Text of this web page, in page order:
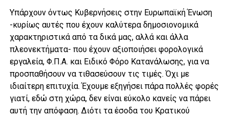
Υπάρχουν όντως Κυβερνήσεις στην Ευρωπαϊκή Ένωση
-κυρίως αυτές που έχουν καλύτερα δημοσιονομικά
χαρακτηριστικά από τα δικά μας, αλλά και άλλα
πλεονεκτήματα- που έχουν αξιοποιήσει φορολογικά
εργαλεία, Φ.Π.Α. και Ειδικό Φόρο Κατανάλωσης, για να
προσπαθήσουν να τιθασεύσουν τις τιμές. Όχι με
ιδιαίτερη επιτυχία. Έχουμε εξηγήσει πάρα πολλές φορές
γιατί, εδώ στη χώρα, δεν είναι εύκολο κανείς να πάρει
αυτή την απόφαση. Διότι τα έσοδα του Κρατικού